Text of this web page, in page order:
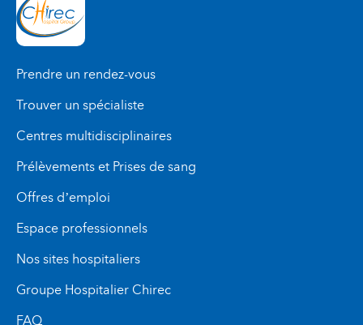
Prendre un rendez-vous
Trouver un spécialiste
Centres multidisciplinaires
Prélèvements et Prises de sang
Offres d’emploi
Espace professionnels
Nos sites hospitaliers
Groupe Hospitalier Chirec
FAQ